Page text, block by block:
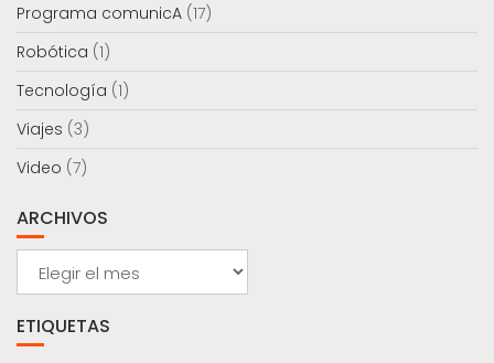
Programa comunicA (17)
Robótica (1)
Tecnología (1)
Viajes (3)
Video (7)
ARCHIVOS
ETIQUETAS